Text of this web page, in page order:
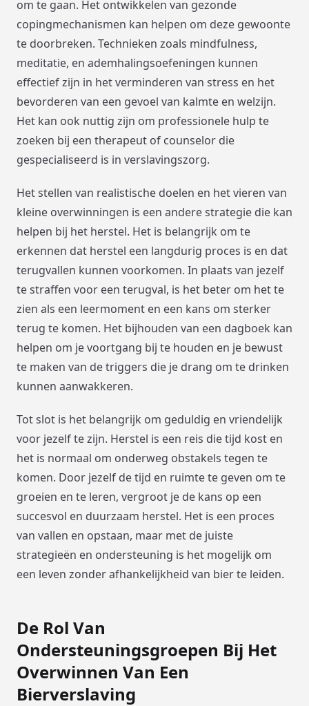
om te gaan. Het ontwikkelen van gezonde
copingmechanismen kan helpen om deze gewoonte
te doorbreken. Technieken zoals mindfulness,
meditatie, en ademhalingsoefeningen kunnen
effectief zijn in het verminderen van stress en het
bevorderen van een gevoel van kalmte en welzijn.
Het kan ook nuttig zijn om professionele hulp te
zoeken bij een therapeut of counselor die
gespecialiseerd is in verslavingszorg.
Het stellen van realistische doelen en het vieren van
kleine overwinningen is een andere strategie die kan
helpen bij het herstel. Het is belangrijk om te
erkennen dat herstel een langdurig proces is en dat
terugvallen kunnen voorkomen. In plaats van jezelf
te straffen voor een terugval, is het beter om het te
zien als een leermoment en een kans om sterker
terug te komen. Het bijhouden van een dagboek kan
helpen om je voortgang bij te houden en je bewust
te maken van de triggers die je drang om te drinken
kunnen aanwakkeren.
Tot slot is het belangrijk om geduldig en vriendelijk
voor jezelf te zijn. Herstel is een reis die tijd kost en
het is normaal om onderweg obstakels tegen te
komen. Door jezelf de tijd en ruimte te geven om te
groeien en te leren, vergroot je de kans op een
succesvol en duurzaam herstel. Het is een proces
van vallen en opstaan, maar met de juiste
strategieën en ondersteuning is het mogelijk om
een leven zonder afhankelijkheid van bier te leiden.
De Rol Van
Ondersteuningsgroepen Bij Het
Overwinnen Van Een
Bierverslaving